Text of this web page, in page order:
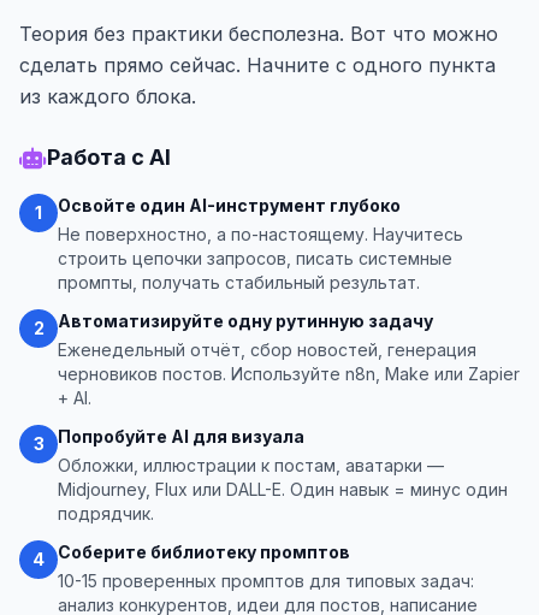
Теория без практики бесполезна. Вот что можно
сделать прямо сейчас. Начните с одного пункта
из каждого блока.
Работа с AI
1
Освойте один AI-инструмент глубоко
Не поверхностно, а по-настоящему. Научитесь
строить цепочки запросов, писать системные
промпты, получать стабильный результат.
2
Автоматизируйте одну рутинную задачу
Еженедельный отчёт, сбор новостей, генерация
черновиков постов. Используйте n8n, Make или Zapier
+ AI.
3
Попробуйте AI для визуала
Обложки, иллюстрации к постам, аватарки —
Midjourney, Flux или DALL-E. Один навык = минус один
подрядчик.
4
Соберите библиотеку промптов
10-15 проверенных промптов для типовых задач:
анализ конкурентов, идеи для постов, написание